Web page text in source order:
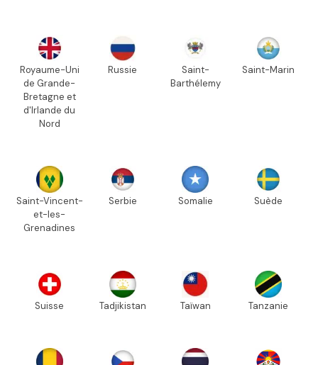
Royaume-Uni
de Grande-
Bretagne et
d'Irlande du
Nord
Russie
Saint-
Barthélemy
Saint-Marin
Saint-Vincent-
et-les-
Grenadines
Serbie Somalie Suède
Suisse Tadjikistan Taïwan Tanzanie